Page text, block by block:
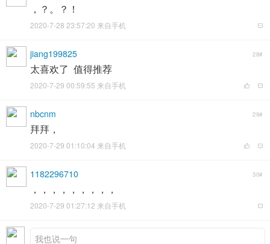
，？。？！
2020-7-28 23:57:20 来自手机
jiang199825 28#
太喜欢了 值得推荐
2020-7-29 00:59:55 来自手机
nbcnm 29#
拜拜，
2020-7-29 01:10:04 来自手机
1182296710 30#
，，，，，，，，，
2020-7-29 01:27:12 来自手机